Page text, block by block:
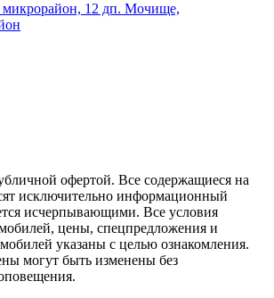
12 дп. Мочище,
офертой. Все содержащиеся на
исключительно информационный
исчерпывающими. Все условия
цены, спецпредложения и
указаны с целью ознакомления.
могут быть изменены без